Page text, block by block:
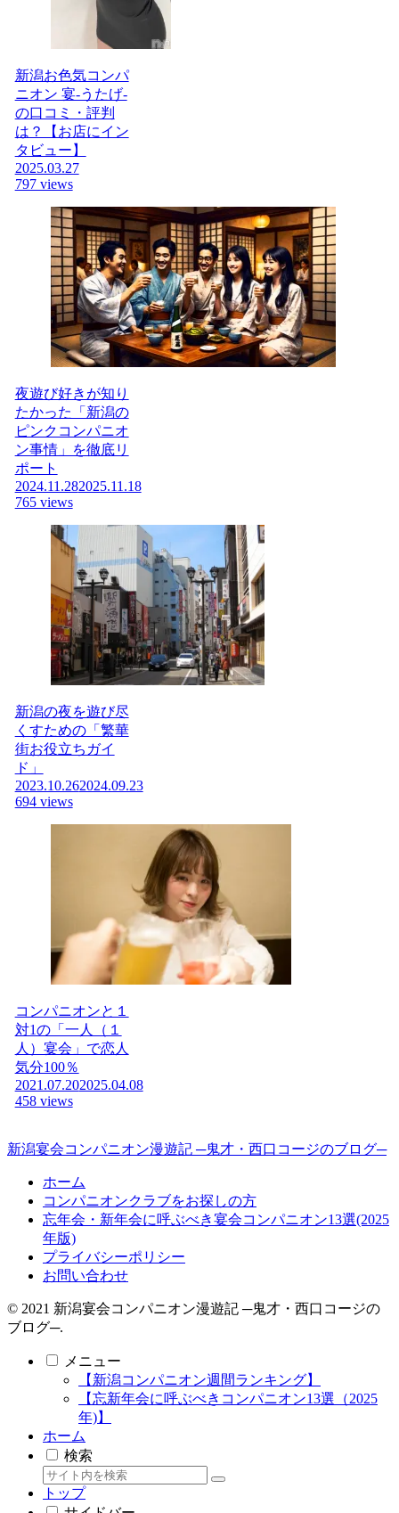
新潟お色気コンパ
ニオン 宴-うたげ-
の口コミ・評判
は？【お店にイン
タビュー】
2025.03.27
797 views
夜遊び好きが知り
たかった「新潟の
ピンクコンパニオ
ン事情」を徹底リ
ポート
2024.11.282025.11.18
765 views
新潟の夜を遊び尽
くすための「繁華
街お役立ちガイ
ド」
2023.10.262024.09.23
694 views
コンパニオンと１
対1の「一人（１
人）宴会」で恋人
気分100％
2021.07.202025.04.08
458 views
新潟宴会コンパニオン漫遊記 ─鬼才・西口コージのブログ─
ホーム
コンパニオンクラブをお探しの方
忘年会・新年会に呼ぶべき宴会コンパニオン13選(2025
年版)
プライバシーポリシー
お問い合わせ
© 2021 新潟宴会コンパニオン漫遊記 ─鬼才・西口コージの
ブログ─.
メニュー
【新潟コンパニオン週間ランキング】
【忘新年会に呼ぶべきコンパニオン13選（2025
年)】
ホーム
検索
トップ